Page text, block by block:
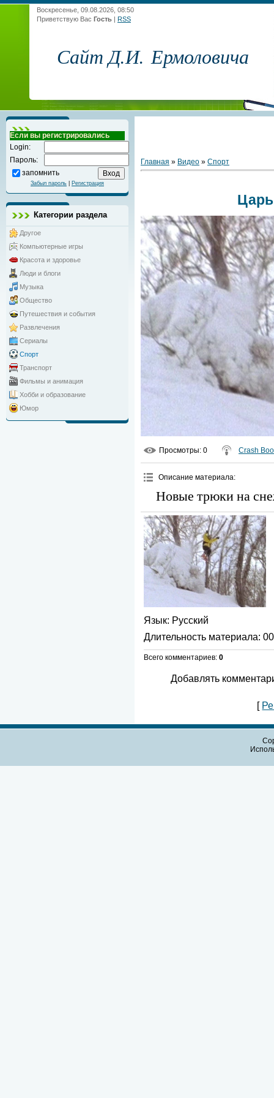
Воскресенье, 09.08.2026, 08:50
Приветствую Вас Гость | RSS
Сайт Д.И. Ермоловича
Если вы регистрировались
Login:
Пароль:
запомнить
Забыл пароль Регистрация
Категории раздела
Другое
Компьютерные игры
Красота и здоровье
Люди и блоги
Музыка
Общество
Путешествия и события
Развлечения
Сериалы
Спорт
Транспорт
Фильмы и анимация
Хобби и образование
Юмор
Главная » Видео » Спорт
Просмотры: 0 Crash
Описание материала:
Новые трюки на
Язык: Русский
Длительность материала:
Всего комментариев: 0
Добавлять
[